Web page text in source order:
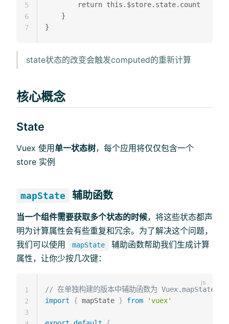
5
6
7
state状态的改变会触发computed的重新计算
核心概念
State
Vuex 使用单一状态树，每个应用将仅仅包含一个
store 实例
mapState 辅助函数
当一个组件需要获取多个状态的时候，将这些状态都声
明为计算属性会有些重复和冗余。为了解决这个问题，
我们可以使用
mapState
辅助函数帮助我们生成计算
属性，让你少按几次键：
// 在单独构建的版本中辅助函数为 Vuex.mapState
import
{ mapState } from 'vuex'
1
2
3